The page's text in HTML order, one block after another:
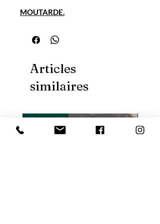
MOUTARDE.
Articles
similaires
Nouveauté